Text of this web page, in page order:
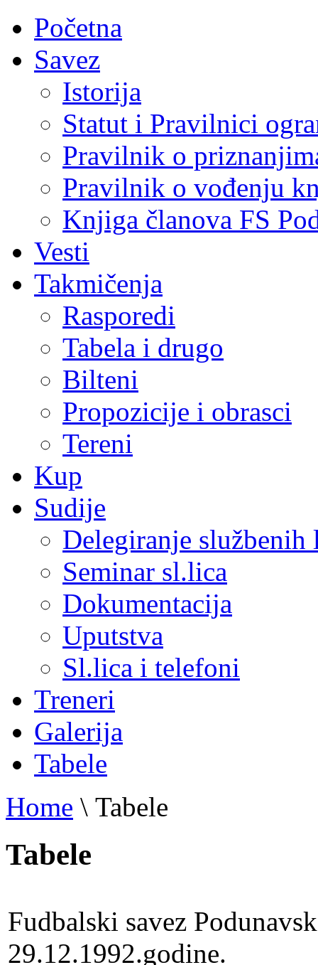
Početna
Savez
Istorija
Statut i Pravilnici
Pravilnik o
Pravilnik o vođenju
Knjiga članova FS
Vesti
Takmičenja
Rasporedi
Tabela i drugo
Bilteni
Propozicije i obrasci
Tereni
Kup
Sudije
Delegiranje službenih
Seminar sl.lica
Dokumentacija
Uputstva
Sl.lica i telefoni
Treneri
Galerija
Tabele
Home \ Tabele
Tabele
Fudbalski savez
29.12.1992.godine.